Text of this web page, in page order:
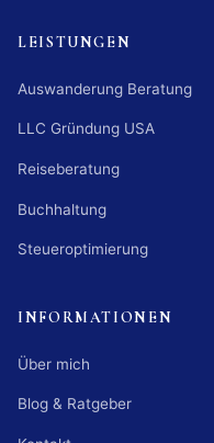
LEISTUNGEN
Auswanderung Beratung
LLC Gründung USA
Reiseberatung
Buchhaltung
Steueroptimierung
INFORMATIONEN
Über mich
Blog & Ratgeber